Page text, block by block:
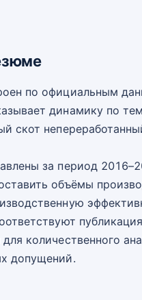
по официальным
динамику по
скот
за период
объёмы
количественного
допущений.